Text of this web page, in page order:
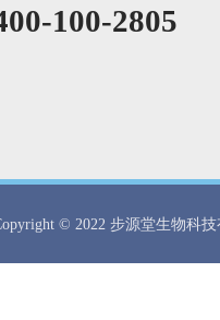
100-2805
© 2022 步源堂生物科